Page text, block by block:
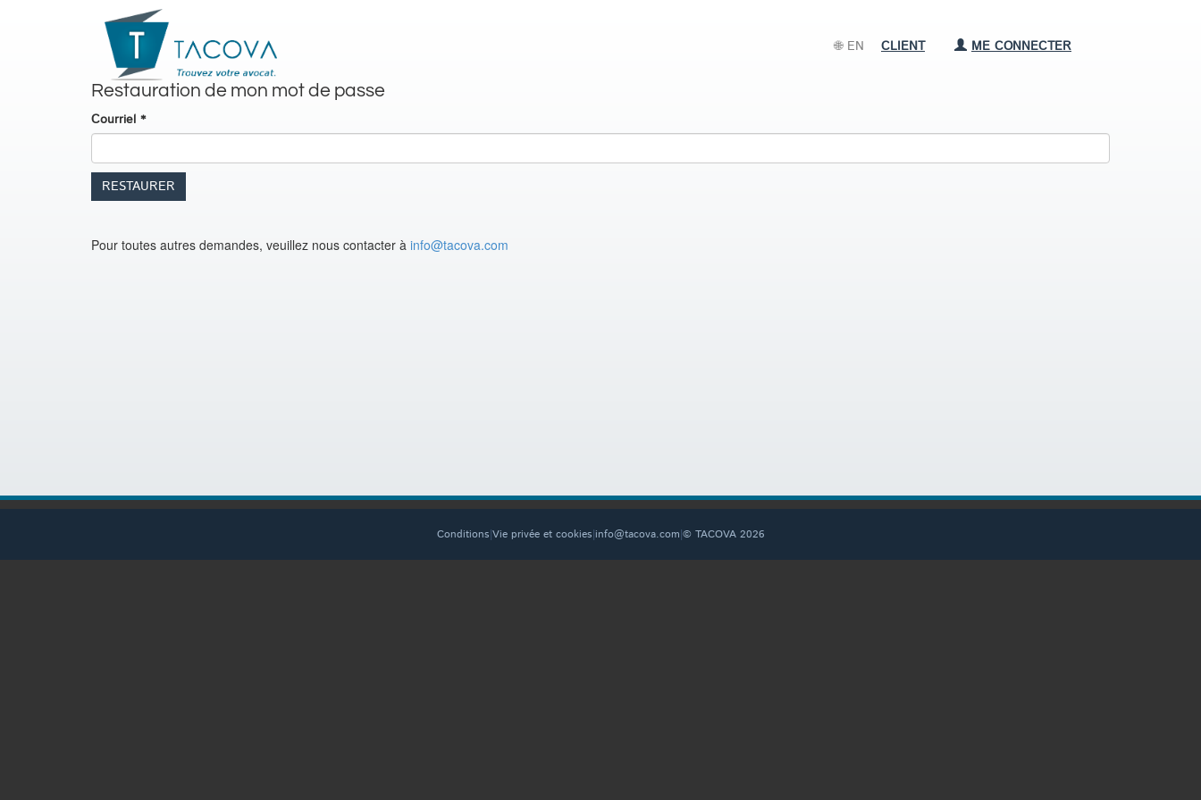
🌐 EN CLIENT ME CONNECTER
Restauration de mon mot de passe
Courriel *
Pour toutes autres demandes, veuillez nous contacter à info@tacova.com
Conditions|Vie privée et cookies|info@tacova.com|© TACOVA 2026